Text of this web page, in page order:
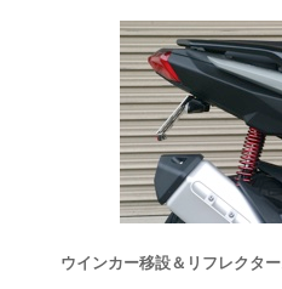
ウインカー移設＆リフレクタ